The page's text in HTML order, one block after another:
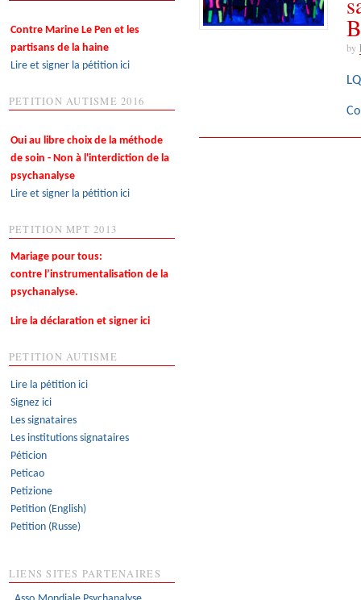
by
Contre Marine Le Pen et les
partisans de la haine
Lire et signer la pétition ici
PETITION AUTISME 2016
Oui au libre choix de la méthode
de soin - Non à l'interdiction de la
psychanalyse
Lire et signer la pétition ici
PETITION MPT 2013
Mariage pour tous:
contre l’instrumentalisation de la
psychanalyse.
Lire la déclaration et signer ici
PETITION AUTISME
Lire la pétition ici
Signez ici
Les signataires
Les institutions signataires
Péticion
Peticao
Petizione
Petition (English)
Petition (Russe)
LIENS SITES PARTENAIRES